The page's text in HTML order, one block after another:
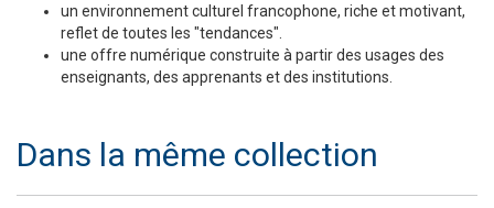
un environnement culturel francophone, riche et motivant,
reflet de toutes les "tendances".
une offre numérique construite à partir des usages des
enseignants, des apprenants et des institutions.
Dans la même collection